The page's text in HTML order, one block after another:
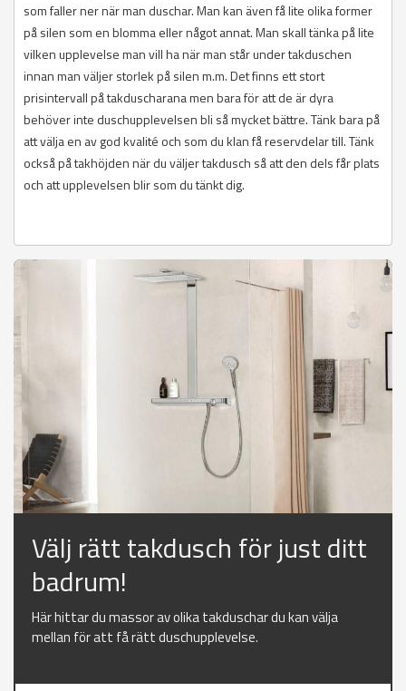
som faller ner när man duschar. Man kan även få lite olika former
på silen som en blomma eller något annat. Man skall tänka på lite
vilken upplevelse man vill ha när man står under takduschen
innan man väljer storlek på silen m.m. Det finns ett stort
prisintervall på takduscharana men bara för att de är dyra
behöver inte duschupplevelsen bli så mycket bättre. Tänk bara på
att välja en av god kvalité och som du klan få reservdelar till. Tänk
också på takhöjden när du väljer takdusch så att den dels får plats
och att upplevelsen blir som du tänkt dig.
Välj rätt takdusch för just ditt
badrum!
Här hittar du massor av olika takduschar du kan välja
mellan för att få rätt duschupplevelse.